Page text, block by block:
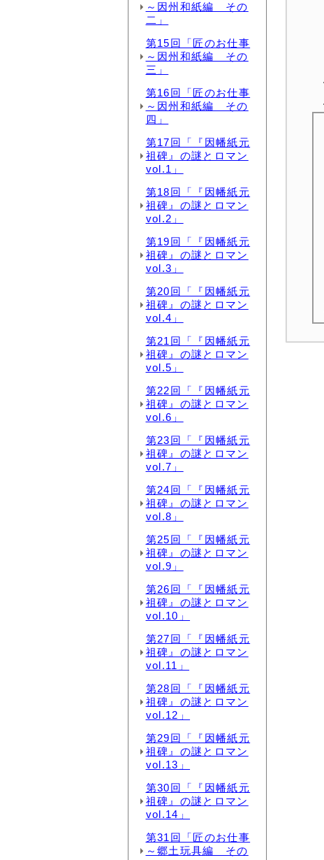
～因州和紙編 その
二」
第15回「匠のお仕事
～因州和紙編 その
三」
第16回「匠のお仕事
～因州和紙編 その
四」
第17回「『因幡紙元
祖碑』の謎とロマン
vol.1」
第18回「『因幡紙元
祖碑』の謎とロマン
vol.2」
第19回「『因幡紙元
祖碑』の謎とロマン
vol.3」
第20回「『因幡紙元
祖碑』の謎とロマン
vol.4」
第21回「『因幡紙元
祖碑』の謎とロマン
vol.5」
第22回「『因幡紙元
祖碑』の謎とロマン
vol.6」
第23回「『因幡紙元
祖碑』の謎とロマン
vol.7」
第24回「『因幡紙元
祖碑』の謎とロマン
vol.8」
第25回「『因幡紙元
祖碑』の謎とロマン
vol.9」
第26回「『因幡紙元
祖碑』の謎とロマン
vol.10」
第27回「『因幡紙元
祖碑』の謎とロマン
vol.11」
第28回「『因幡紙元
祖碑』の謎とロマン
vol.12」
第29回「『因幡紙元
祖碑』の謎とロマン
vol.13」
第30回「『因幡紙元
祖碑』の謎とロマン
vol.14」
第31回「匠のお仕事
～郷土玩具編 その